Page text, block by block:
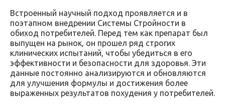
Встроенный научный подход проявляется и в
поэтапном внедрении Системы Стройности в
обиход потребителей. Перед тем как препарат был
выпущен на рынок, он прошел ряд строгих
клинических испытаний, чтобы убедиться в его
эффективности и безопасности для здоровья. Эти
данные постоянно анализируются и обновляются
для улучшения формулы и достижения более
выраженных результатов похудения у потребителей.